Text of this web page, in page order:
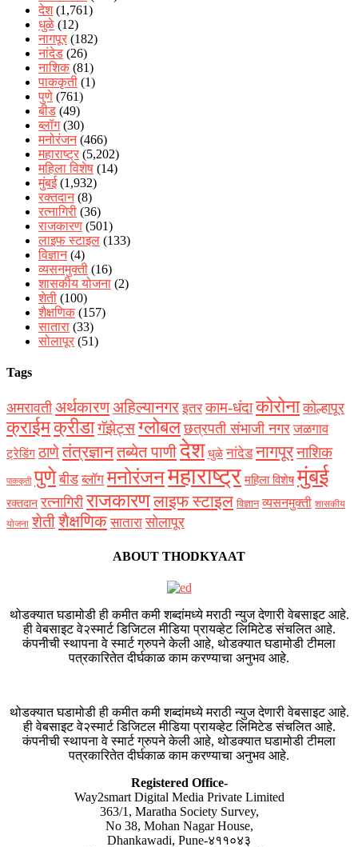
देश(1,761)
धुळे (12)
नागपूर (182)
नांदेड (26)
नाशिक (81)
पाककृती (1)
पुणे (761)
बीड (49)
ब्लॉग(30)
मनोरंजन(466)
महाराष्ट्र (5,202)
महिला विशेष (14)
मुंबई(1,932)
रक्‍तदान(8)
रत्नागिरी (36)
राजकारण (501)
लाइफ स्टाइल (133)
विज्ञान(4)
व्यसनमुक्ती (16)
शासकीय योजना (2)
शेती (100)
शैक्षणिक (157)
सातारा (33)
सोलापूर (51)
Tags
अमरावती अर्थकारणअहिल्यानगर इतर काम-धंदाकोरोना कोल्हापूर
क्राईमक्रीडागॅझेट्सग्लोबल छत्रपती संभाजी नगर जळगाव
ट्रेडिंग ठाणेतंत्रज्ञानतब्येत पाणीदेश धुळे नांदेड नागपूरनाशिक
पाककृती पुणे बीड ब्लॉग मनोरंजनमहाराष्ट्र महिला विशेष मुंबई
रक्‍तदान रत्नागिरी राजकारणलाइफ स्टाइल विज्ञान व्यसनमुक्ती शासकीय
योजना शेतीशैक्षणिक सातारा सोलापूर
ABOUT THODKYAAT
थोडक्यात घडामोडी ही कमीत कमी शब्दांमध्ये मराठी न्युज देणारी वेबसाइट आहे.
ही वेबसाइट वे२स्मार्ट डिजिटल मीडिया प्रायव्हेट लिमिटेड संचलित आहे.
कंपनीची स्थापना वे स्मार्ट ग्रुपने केली आहे, थोडक्यात घडामोडी टीमला
पत्रकारितेत दीर्घकाळ काम करण्याचा अनुभव आहे.
थोडक्यात घडामोडी ही कमीत कमी शब्दांमध्ये मराठी न्युज देणारी वेबसाइट आहे.
ही वेबसाइट वे२स्मार्ट डिजिटल मीडिया प्रायव्हेट लिमिटेड संचलित आहे.
कंपनीची स्थापना वे स्मार्ट ग्रुपने केली आहे, थोडक्यात घडामोडी टीमला
पत्रकारितेत दीर्घकाळ काम करण्याचा अनुभव आहे.
Registered Office-
Way2smart Digital Media Private Limited
363/1, Maratha Society Survey,
No 38, Mohan Nagar House,
Dhankawadi, Pune-४११०४३